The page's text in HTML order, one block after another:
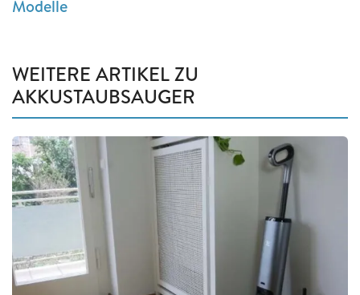
Modelle
WEITERE ARTIKEL ZU
AKKUSTAUBSAUGER